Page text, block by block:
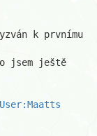
k prvnímu
jsem ještě